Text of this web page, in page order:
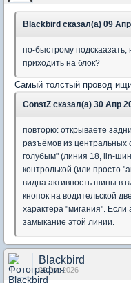
Blackbird сказал(а) 09
по-быстрому подскаазать,
приходить на блок?
Самый толстый провод
ConstZ сказал(а) 30 Апр
повторю: открываете
разъёмов из центральных
голубым" (линия 18, lin-
контролькой (или просто
видна активность шины в
кнопок на водительской
характера "мигания".
замыкание этой линии.
Blackbird
09 Apr 2026